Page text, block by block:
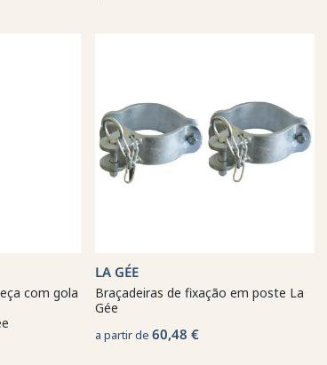
com gola
LA GÉE
Braçadeiras de fixação em poste La
Gée
a partir de 60,48 €